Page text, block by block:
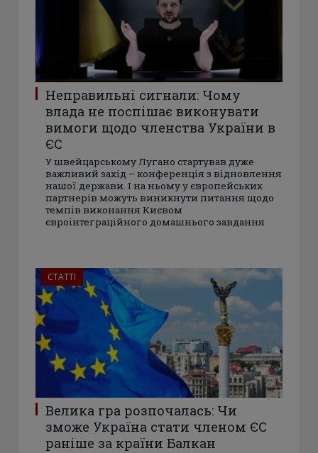
Неправильні сигнали: Чому
влада не поспішає виконувати
вимоги щодо членства України в
ЄС
У швейцарському Лугано стартував дуже
важливий захід – конференція з відновлення
нашої держави. І на ньому у європейських
партнерів можуть виникнути питання щодо
темпів виконання Києвом
євроінтеграційного домашнього завдання
СТАТТІ
Велика гра розпочалась: Чи
зможе Україна стати членом ЄС
раніше за країни Балкан